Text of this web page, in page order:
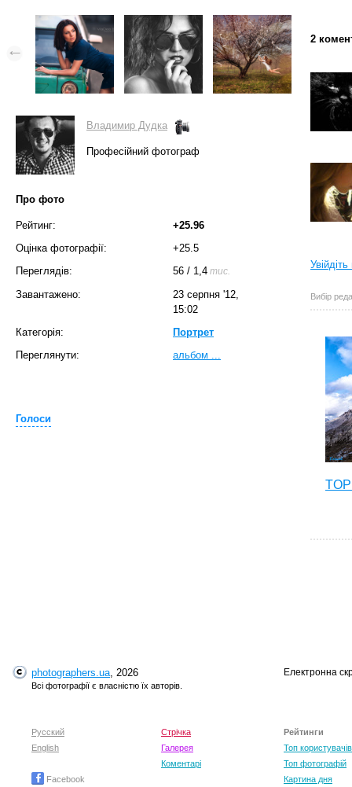
Владимир Дудка
Професійний фотограф
Про фото
Рейтинг:
+25.96
Оцінка фотографії:
+25.5
Переглядів:
56 / 1,4 тис.
Завантажено:
23 серпня '12,
15:02
Категорія:
Портрет
Переглянути:
альбом ...
Голоси
2
Вибір
photographers.ua, 2026
Всі фотографії є власністю їх авторів.
Електронна
Русский
English
Facebook
Стрічка
Галерея
Коментарі
Рейтинги
Топ користувачів
Топ фотографій
Картина дня